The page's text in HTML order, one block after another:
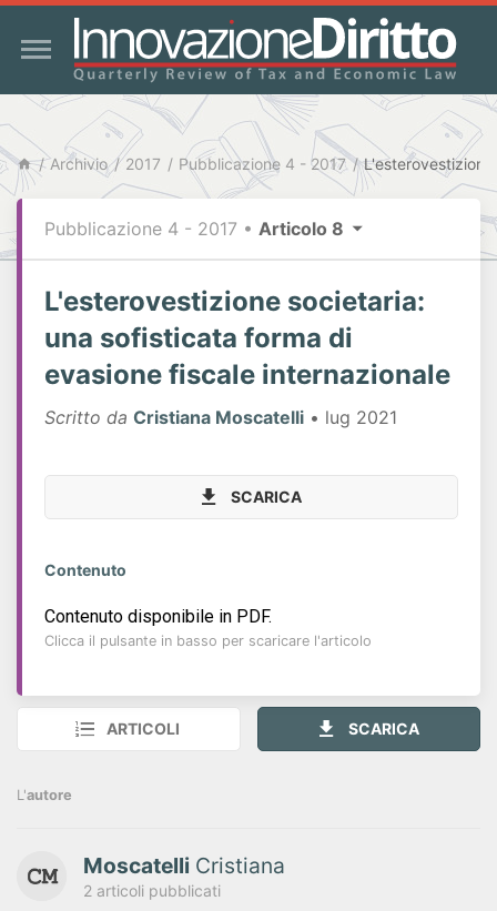
Archivio 2017 Pubblicazione 4 - 2017
Pubblicazione 4 - 2017 • Articolo 8
L'esterovestizione societaria:
una sofisticata forma di
evasione fiscale internazionale
Scritto da Cristiana Moscatelli • lug 2021
SCARICA
Contenuto
Contenuto disponibile in PDF.
Clicca il pulsante in basso per scaricare l'articolo
ARTICOLI SCARICA
L'autore
Moscatelli Cristiana
2 articoli pubblicati